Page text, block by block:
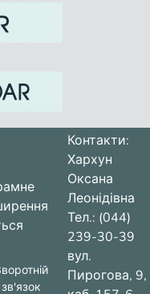
зв'язок
Контакти:
Хархун
Оксана
Леонідівна
Тел.: (044)
239-30-39
вул.
Пирогова, 9,